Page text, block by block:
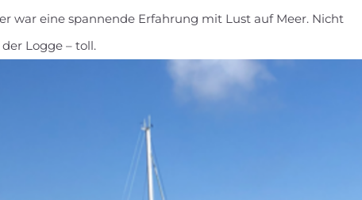
war eine spannende Erfahrung mit Lust auf Meer. Nicht
Logge – toll.